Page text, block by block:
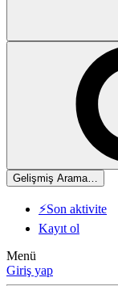
Gelişmiş Arama…
⚡Son aktivite
Kayıt ol
Menü
Giriş yap